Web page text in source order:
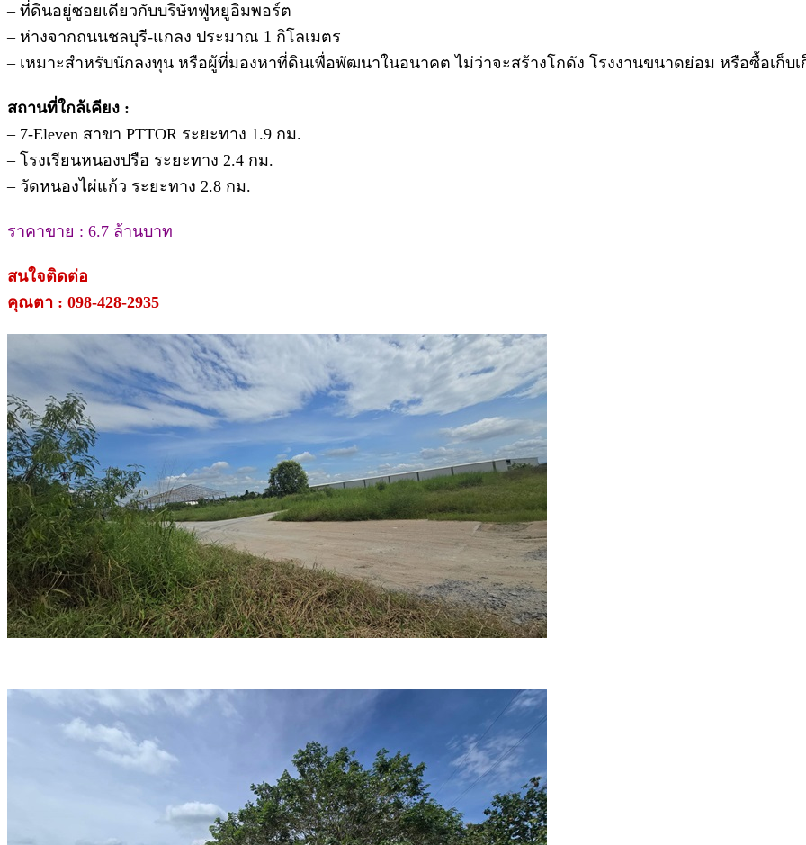
– ที่ดินอยู่ซอยเดียวกับบริษัทฟู่หยูอิมพอร์ต
– ห่างจากถนนชลบุรี-แกลง ประมาณ 1 กิโลเมตร
– เหมาะสำหรับนักลงทุน หรือผู้ที่มองหาที่ดินเพื่อพัฒนาในอนาคต ไม่ว่าจะสร้างโกดัง โรงงานขนาดย่อม หรือซื้อเก็บเ
สถานที่ใกล้เคียง :
– 7-Eleven สาขา PTTOR ระยะทาง 1.9 กม.
– โรงเรียนหนองปรือ ระยะทาง 2.4 กม.
– วัดหนองไผ่แก้ว ระยะทาง 2.8 กม.
ราคาขาย : 6.7 ล้านบาท
สนใจติดต่อ
คุณตา : 098-428-2935